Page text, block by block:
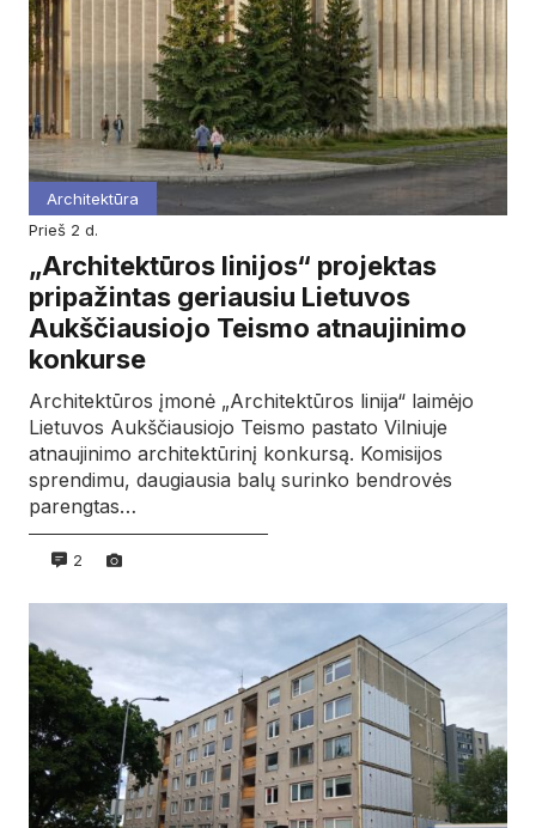
Architektūra
prieš 2 d.
„Architektūros linijos“ projektas
pripažintas geriausiu Lietuvos
Aukščiausiojo Teismo atnaujinimo
konkurse
Architektūros įmonė „Architektūros linija“ laimėjo
Lietuvos Aukščiausiojo Teismo pastato Vilniuje
atnaujinimo architektūrinį konkursą. Komisijos
sprendimu, daugiausia balų surinko bendrovės
parengtas…
2